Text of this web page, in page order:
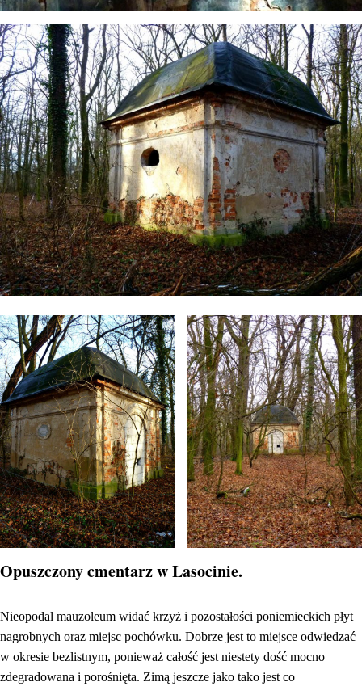
Opuszczony cmentarz w Lasocinie.
Nieopodal mauzoleum widać krzyż i pozostałości poniemieckich płyt
nagrobnych oraz miejsc pochówku. Dobrze jest to miejsce odwiedzać
w okresie bezlistnym, ponieważ całość jest niestety dość mocno
zdegradowana i porośnięta. Zimą jeszcze jako tako jest co